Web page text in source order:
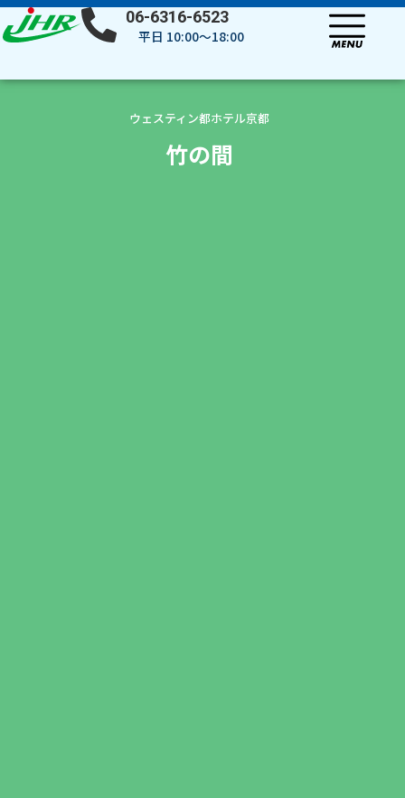
内
容
キ
06-6316-6523
平日 10:00～18:00
ウェスティン都ホテル京都
竹の間